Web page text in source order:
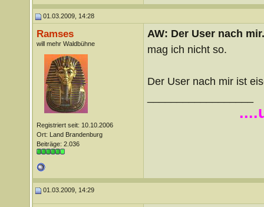
01.03.2009, 14:28
Ramses
will mehr Waldbühne
Registriert seit: 10.10.2006
Ort: Land Brandenburg
Beiträge: 2.036
AW: Der User nach
mag ich nicht so.
Der User nach mir ist
01.03.2009, 14:29